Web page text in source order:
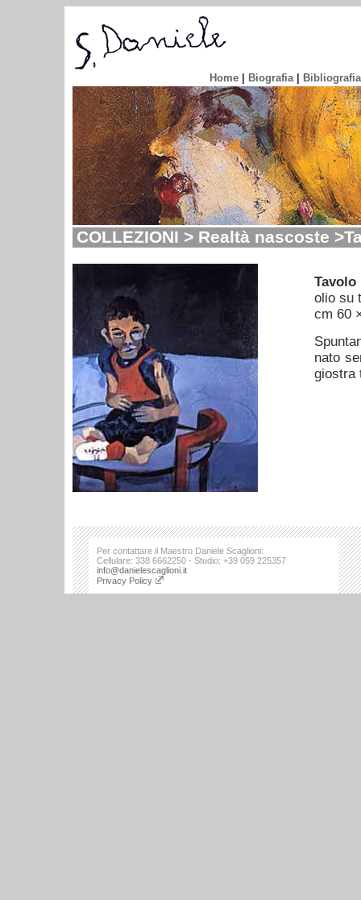
Home Biografia| Bibliografia
COLLEZIONI > Realtà nascoste
olio su
cm 60
nato
giostra
Per contattare il Maestro Daniele Scaglioni:
Cellulare: 338 6662250 - Studio: +39 059 225357
info@danielescaglioni.it
Privacy Policy